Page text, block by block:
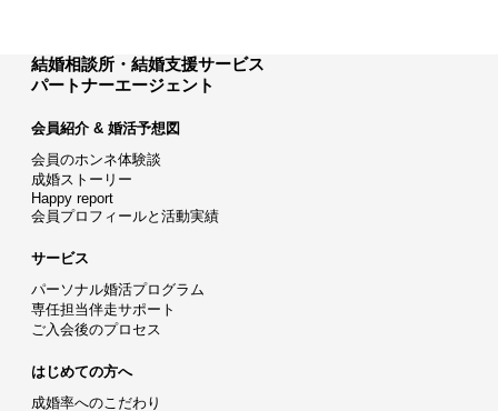
結婚相談所・結婚支援サービス
パートナーエージェント
会員紹介 & 婚活予想図
会員のホンネ体験談
成婚ストーリー
Happy report
会員プロフィールと活動実績
サービス
パーソナル婚活プログラム
専任担当伴走サポート
ご入会後のプロセス
はじめての方へ
成婚率へのこだわり